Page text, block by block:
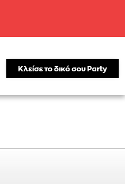
Κλείσε το δικό σου Party